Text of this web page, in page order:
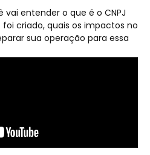
vai entender o que é o CNPJ
criado, quais os impactos no
sua operação para essa